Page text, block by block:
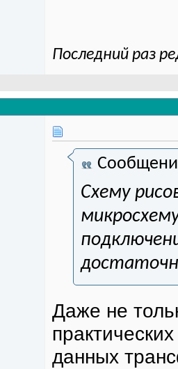
Последний раз
Схему
Даже не
данных